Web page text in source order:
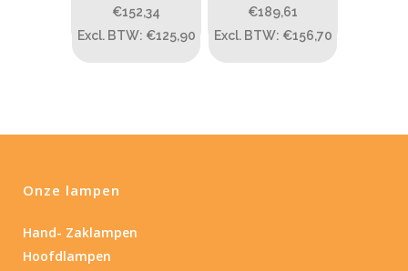
€152,34
Excl. BTW: €125,90
€189,61
Excl. BTW: €156,70
Onze lampen
Hand- Zaklampen
Hoofdlampen